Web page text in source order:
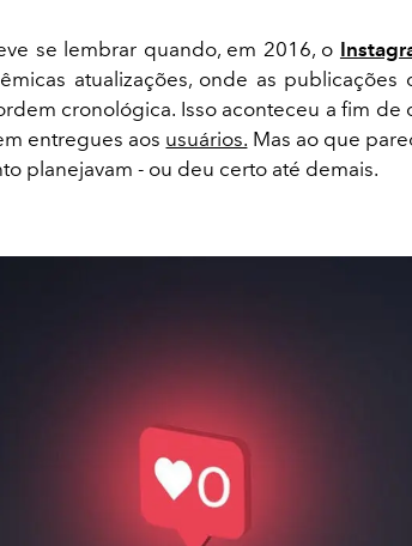
se lembrar quando, em 2016, o
atualizações, onde as publicações
cronológica. Isso aconteceu a fim de
entregues aos usuários. Mas ao que
planejavam - ou deu certo até demais.